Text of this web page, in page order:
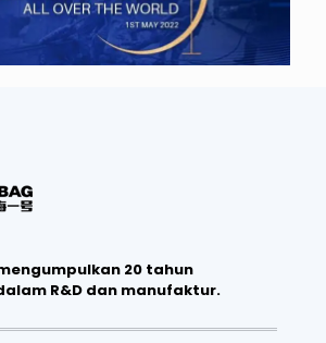
20 tahun
R&D dan manufaktur.